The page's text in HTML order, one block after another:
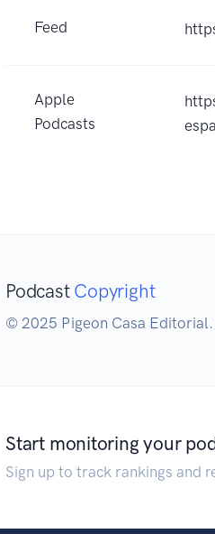
Feed
Apple
Podcasts
Podcast Copyright
© 2025 Pigeon Casa
Start monitoring your
Sign up to track rankings and